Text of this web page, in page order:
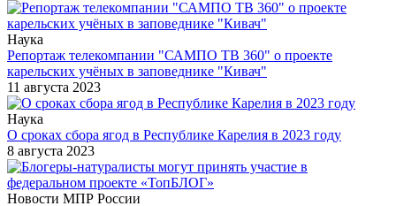
Наука
Репортаж телекомпании "САМПО ТВ 360" о проекте
карельских учёных в заповеднике "Кивач"
11 августа 2023
Наука
О сроках сбора ягод в Республике Карелия в 2023 году
8 августа 2023
Новости МПР России